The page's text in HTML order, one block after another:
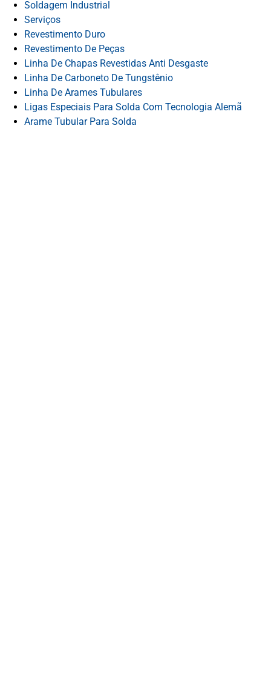
Soldagem Industrial
Serviços
Revestimento Duro
Revestimento De Peças
Linha De Chapas Revestidas Anti Desgaste
Linha De Carboneto De Tungstênio
Linha De Arames Tubulares
Ligas Especiais Para Solda Com Tecnologia Alemã
Arame Tubular Para Solda